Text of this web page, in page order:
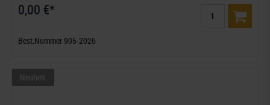
0,00 €*
Best.Nummer 905-2026
Neuheit